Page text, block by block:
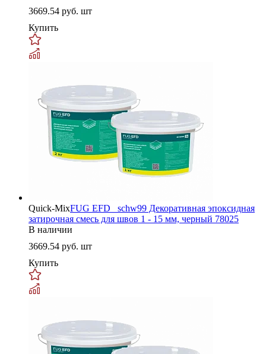
3669.54 руб. шт
Купить
Quick-MixFUG EFD _schw99 Декоративная эпоксидная
затирочная смесь для швов 1 - 15 мм, черный 78025
В наличии
3669.54 руб. шт
Купить